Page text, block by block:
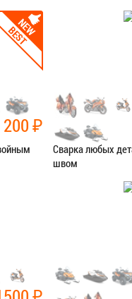
200₽
Сварка любых
швом